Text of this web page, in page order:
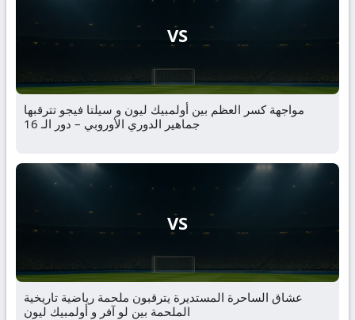
VS
مواجهة كسر العظم بين أولمبيك ليون و سيلتا فيجو تترقبها
جماهير الدوري الأوروبي – دور الـ 16
VS
عشاق الساحرة المستديرة يترقبون ملحمة رياضية تاريخية
الملحمة بين لو آفر و أولمبيك ليون